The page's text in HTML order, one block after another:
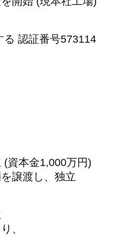
る 認証番号573114
資本金1,000万円)
譲渡し、独立
、